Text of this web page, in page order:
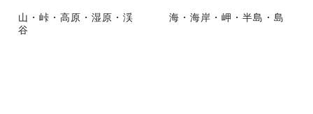
山・峠・高原・湿原・渓
谷
海・海岸・岬・半島・島